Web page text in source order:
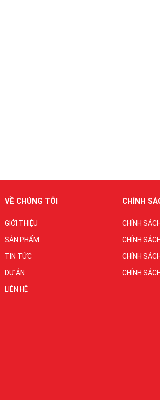
VỀ CHÚNG TÔI
GIỚI THIỆU
SẢN PHẨM
TIN TỨC
DỰ ÁN
LIÊN HỆ
CHÍNH
CHÍNH
CHÍNH
CHÍNH
CHÍNH